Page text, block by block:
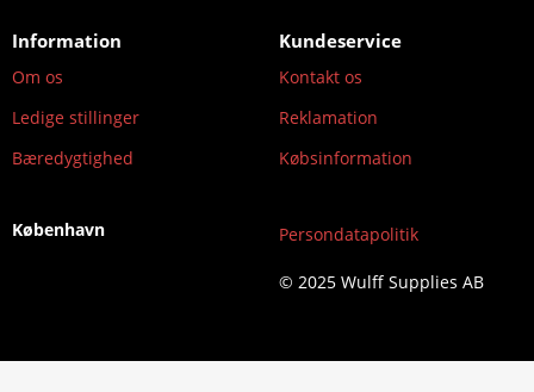
Information
Om os
Ledige stillinger
Bæredygtighed
Kundeservice
Kontakt os
Reklamation
Købsinformation
København Persondatapolitik
© 2025 Wulff Supplies AB